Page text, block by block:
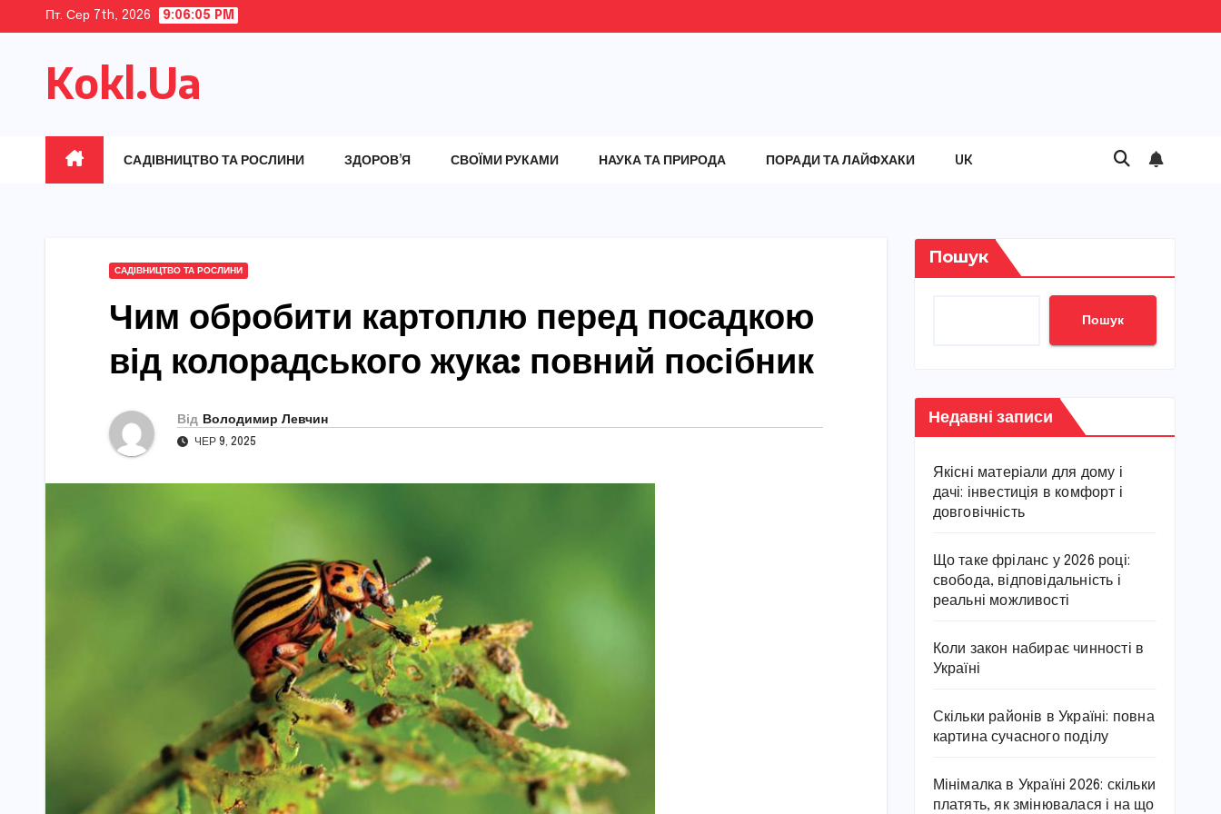
content
Пт. Сер 7th, 2026 9:06:06 PM
Kokl.Ua
САДІВНИЦТВО ТА РОСЛИНИ ЗДОРОВ’Я СВОЇМИ РУКАМИ НАУКА ТА ПРИРОДА ПОРАДИ ТА ЛАЙФХАКИ UK
САДІВНИЦТВО ТА РОСЛИНИ
Чим обробити картоплю перед посадкою
від колорадського жука: повний посібник
Від Володимир Левчин
ЧЕР 9, 2025
Пошук
Пошук
Недавні записи
Якісні матеріали для дому і
дачі: інвестиція в комфорт і
довговічність
Що таке фріланс у 2026 році:
свобода, відповідальність і
реальні можливості
Коли закон набирає чинності в
Україні
Скільки районів в Україні: повна
картина сучасного поділу
Мінімалка в Україні 2026: скільки
платять, як змінювалася і на що